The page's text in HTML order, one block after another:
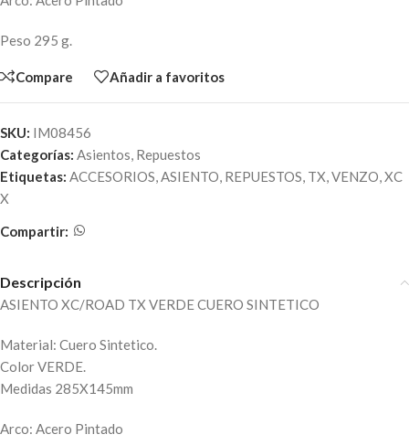
Peso 295 g.
Compare Añadir a favoritos
SKU: IM08456
Categorías: Asientos, Repuestos
Etiquetas: ACCESORIOS,ASIENTO, REPUESTOS, TX,VENZO,XC
X
Compartir:
Descripción
ASIENTO XC/ROAD TX VERDE CUERO SINTETICO
Material: Cuero Sintetico.
Color VERDE.
Medidas 285X145mm
Arco: Acero Pintado